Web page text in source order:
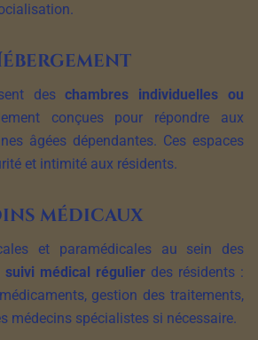
deschambres individuelles ou
conçues pour répondre aux
âgées dépendantes. Ces espaces
et intimité aux résidents.
médicaux
et paramédicales au sein des
suivi médical régulier des résidents :
gestion des traitements,
médecins spécialistes si nécessaire.